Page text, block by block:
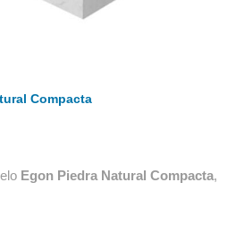
Compacta
Egon Piedra Natural Compacta,